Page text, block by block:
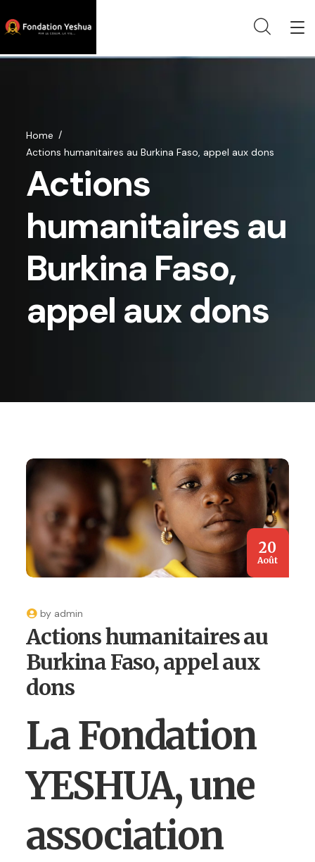
Actions
humanitaires au
Burkina Faso,
appel aux dons
Home
Actions humanitaires au Burkina Faso, appel aux dons
20
Août
by admin
Actions humanitaires au
Burkina Faso, appel aux
dons
La Fondation
YESHUA, une
association